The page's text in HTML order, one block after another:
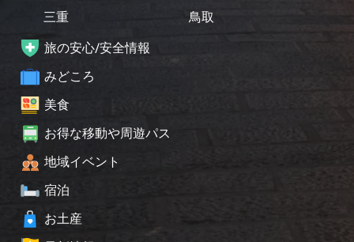
三重
鳥取
旅の安心/安全情報
みどころ
美食
お得な移動や周遊パス
地域イベント
宿泊
お土産